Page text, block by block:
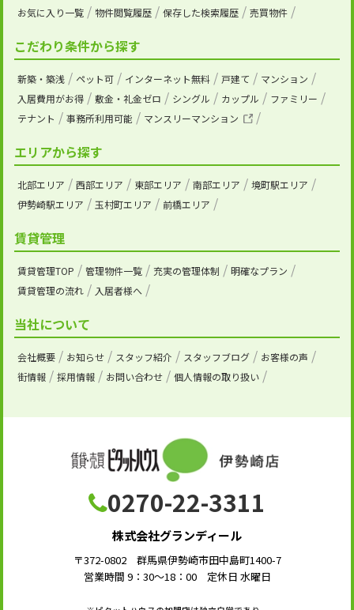
お気に入り一覧
物件閲覧履歴 保存した検索履歴 売買物件
こだわり条件から探す
新築・築浅 ペット可 インターネット無料 戸建て
マンション
入居費用がお得
敷金・礼金ゼロ シングル カップル
ファミリー
テナント
事務所利用可能 マンスリーマンション
エリアから探す
北部エリア 西部エリア 東部エリア 南部エリア
境町駅エリア
伊勢崎駅エリア
玉村町エリア 前橋エリア
賃貸管理
賃貸管理TOP 管理物件一覧 充実の管理体制
明確なプラン
賃貸管理の流れ
入居者様へ
当社について
会社概要 お知らせ スタッフ紹介 スタッフブログ
お客様の声
街情報
採用情報 お問い合わせ 個人情報の取り扱い
0270-22-3311
株式会社グランディール
〒372-0802 群馬県伊勢崎市田中島町1400-7
営業時間 9：30～18：00 定休日 水曜日